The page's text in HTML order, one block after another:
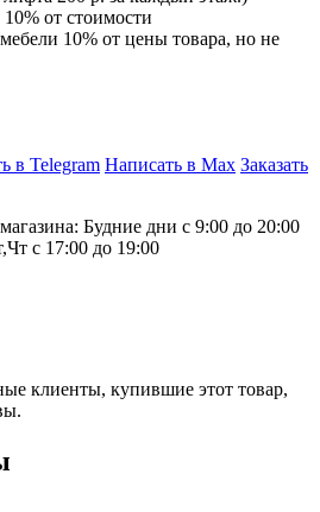
от стоимости
10% от цены товара, но не
в Telegram Написать в Max Заказать
Будние дни с 9:00 до 20:00
с 17:00 до 19:00
клиенты, купившие этот товар,